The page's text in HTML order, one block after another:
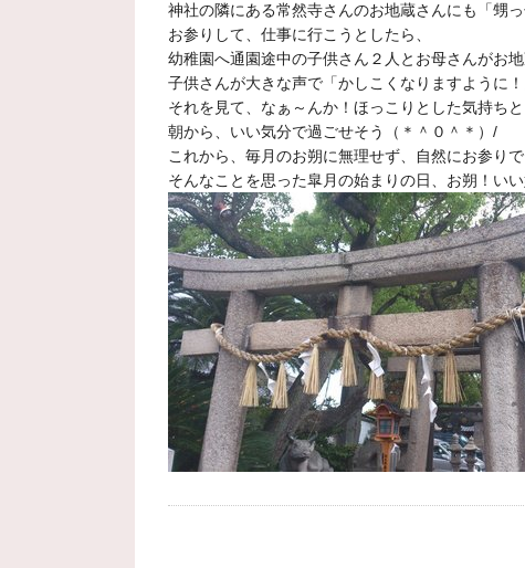
神社の隣にある常然寺さんのお地蔵さんにも「甥
お参りして、仕事に行こうとしたら、
幼稚園へ通園途中の子供さん２人とお母さんがお
子供さんが大きな声で「かしこくなりますように！
それを見て、なぁ～んか！ほっこりとした気持ち
朝から、いい気分で過ごせそう（＊＾０＾＊）/
これから、毎月のお朔に無理せず、自然にお参り
そんなことを思った皐月の始まりの日、お朔！い